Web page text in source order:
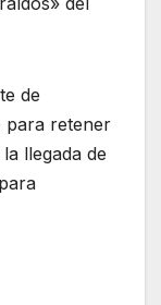
de
para retener
llegada de